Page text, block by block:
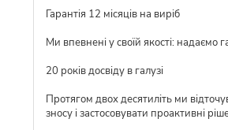
Гарантія 12 місяців на виріб
Ми впевнені у своїй якості: надаємо
20 років досвіду в галузі
Протягом двох десятиліть ми
зносу і застосовувати проактивні